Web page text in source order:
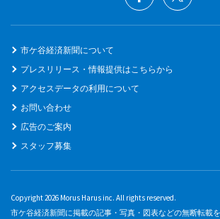
市ケ谷経済新聞について
プレスリリース・情報提供はこちらから
アクセスデータの利用について
お問い合わせ
広告のご案内
スタッフ募集
Copyright 2026 Morus Harus inc. All rights reserved.
市ケ谷経済新聞に掲載の記事・写真・図表などの無断転載